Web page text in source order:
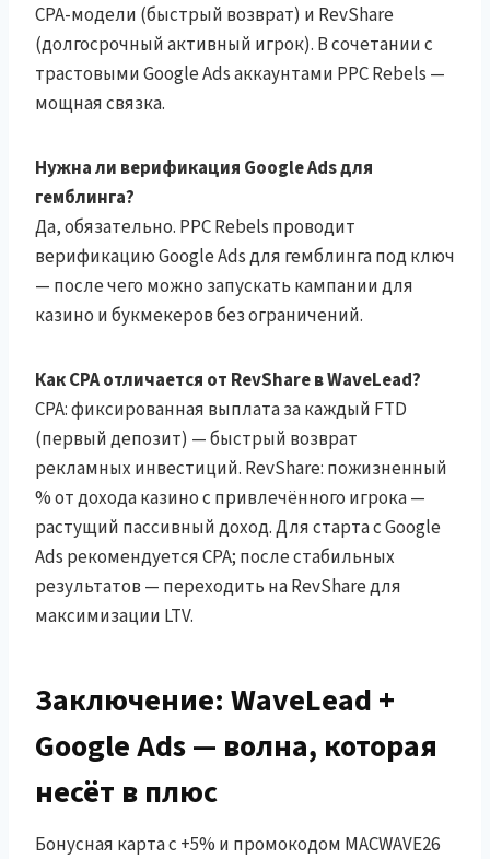
CPA-модели (быстрый возврат) и RevShare
(долгосрочный активный игрок). В сочетании с
трастовыми Google Ads аккаунтами PPC Rebels —
мощная связка.
Нужна ли верификация Google Ads для
гемблинга?
Да, обязательно. PPC Rebels проводит
верификацию Google Ads для гемблинга под ключ
— после чего можно запускать кампании для
казино и букмекеров без ограничений.
Как CPA отличается от RevShare в WaveLead?
CPA: фиксированная выплата за каждый FTD
(первый депозит) — быстрый возврат
рекламных инвестиций. RevShare: пожизненный
% от дохода казино с привлечённого игрока —
растущий пассивный доход. Для старта с Google
Ads рекомендуется CPA; после стабильных
результатов — переходить на RevShare для
максимизации LTV.
Заключение: WaveLead +
Google Ads — волна, которая
несёт в плюс
Бонусная карта с +5% и промокодом MACWAVE26